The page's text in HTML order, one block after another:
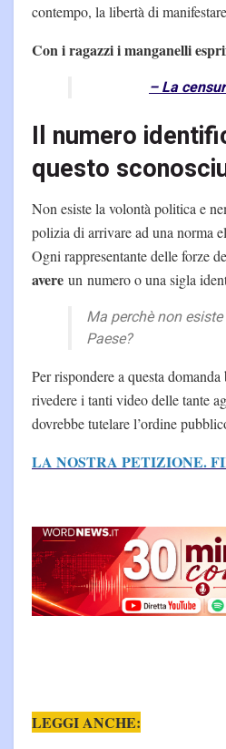
contempo, la libertà di
Con i ragazzi i manganelli
– La
Il numero
questo
Non esiste la volontà politica e
polizia di arrivare ad una norma
Ogni rappresentante delle forze
avere un numero o una sigla
Ma perchè non
Paese?
Per rispondere a questa
rivedere i tanti video delle tante
dovrebbe tutelare l’ordine
LA NOSTRA PETIZIONE.
LEGGI ANCHE: